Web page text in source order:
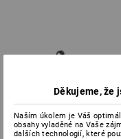
Děkujeme, že
Naším úkolem je Váš
obsahy vyladěné na Vaše
dalších technologií, které